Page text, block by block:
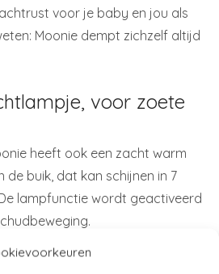
voor je baby en jou als
Moonie dempt zichzelf altijd
voor zoete
heeft ook een zacht warm
de buik, dat kan schijnen in 7
lampfunctie wordt geactiveerd